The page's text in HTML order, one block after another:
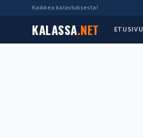
Kaikkea kalastuksesta!
KALASSA.NET ETUSIVU